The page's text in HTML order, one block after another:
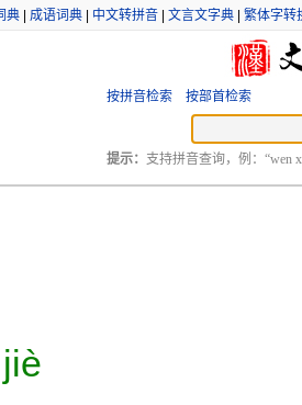
典 成语词典 中文转拼音 文言文字典 繁体字转
按拼音检索 按部首检索
提示： 支持拼音查询，例：“wen